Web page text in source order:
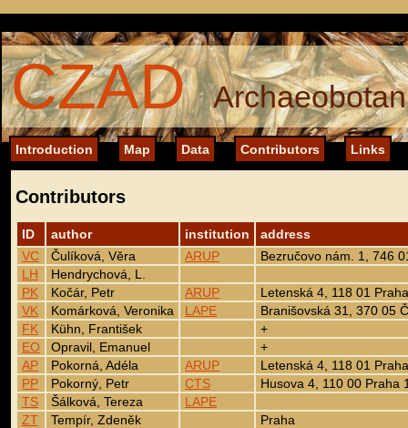
CZAD
Introduction Map Data Contributors Links
Contributors
ID author institution
address
VC
Čulíková, Věra ARUP
Bezručovo nám. 1, 746
LH
Hendrychová, L.
PK
Kočár, Petr ARUP
Letenská 4, 118 01
VK
Komárková, Veronika LAPE
Branišovská 31, 370 05
FK
Kühn, František
+
EO
Opravil, Emanuel
+
AP
Pokorná, Adéla ARUP
Letenská 4, 118 01
PP
Pokorný, Petr CTS
Husova 4, 110 00 Praha
TS
Šálková, Tereza
LAPE
ZT
Tempír, Zdeněk Praha